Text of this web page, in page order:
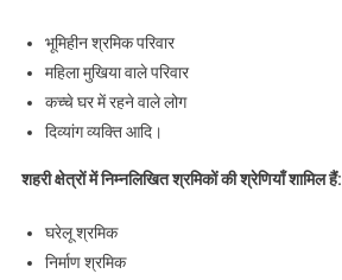
भूमिहीन श्रमिक परिवार
महिला मुखिया वाले परिवार
कच्चे घर में रहने वाले लोग
दिव्यांग व्यक्ति आदि।
शहरी क्षेत्रों में निम्नलिखित श्रमिकों की श्रेणियाँ शामिल हैं:
घरेलू श्रमिक
निर्माण श्रमिक